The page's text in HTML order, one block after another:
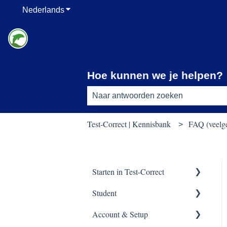
NederlandsSubmenu tonen voor vertalingen
Hoe kunnen we je helpen?
Test-Correct | Kennisbank FAQ
Starten in Test-Correct
Content vinden
Toets construeren
Student
Applicatie meldingen
Account & Setup